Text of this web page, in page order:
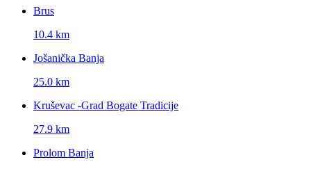
Brus
10.4 km
Jošanička Banja
25.0 km
Kruševac -Grad Bogate Tradicije
27.9 km
Prolom Banja